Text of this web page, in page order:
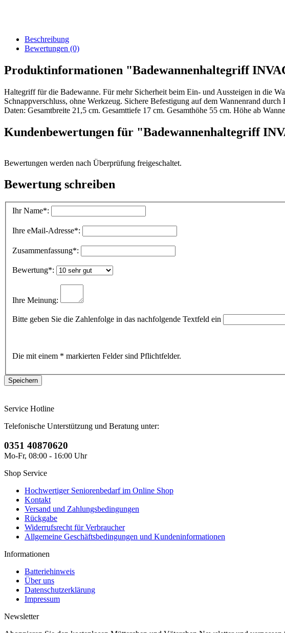
Beschreibung
Bewertungen (0)
Produktinformationen "Badewannenhaltegriff
Haltegriff für die Badewanne. Für mehr Sicherheit beim Ein- und Aussteigen in die
Schnappverschluss, ohne Werkzeug. Sichere Befestigung auf dem Wannenrand
Daten: Gesamtbreite 21,5 cm. Gesamttiefe 17 cm. Gesamthöhe 55 cm. Höhe ab
Kundenbewertungen für "Badewannenhaltegriff
Bewertungen werden nach Überprüfung freigeschaltet.
Bewertung schreiben
Ihr Name*:
Ihre eMail-Adresse*:
Zusammenfassung*:
Bewertung*:
Ihre Meinung:
Bitte geben Sie die Zahlenfolge in das nachfolgende Textfeld ein
Die mit einem * markierten Felder sind Pflichtfelder.
Service Hotline
Telefonische Unterstützung und Beratung unter:
0351 40870620
Mo-Fr, 08:00 - 16:00 Uhr
Shop Service
Hochwertiger Seniorenbedarf im Online Shop
Kontakt
Versand und Zahlungsbedingungen
Rückgabe
Widerrufsrecht für Verbraucher
Allgemeine Geschäftsbedingungen und Kundeninformationen
Informationen
Batteriehinweis
Über uns
Datenschutzerklärung
Impressum
Newsletter